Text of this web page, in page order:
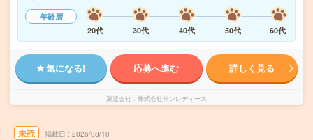
年齢層
20代
30代 40代 50代 60代
気になる! 応募へ進む 詳しく見る
派遣会社 株式会社サンレディース
未読 掲載日 2026/08/10